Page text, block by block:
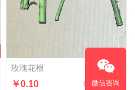
玫瑰花根
￥0.10 0.01 kg/件
微信咨询